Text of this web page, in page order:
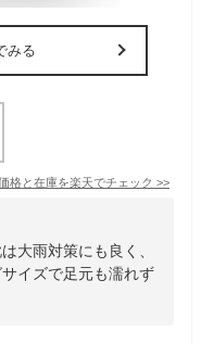
みる
格と在庫を楽天でチェック >>
大雨対策にも良く、
イズで足元も濡れず